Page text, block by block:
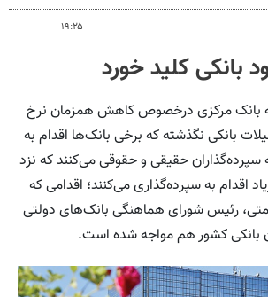
۱۹:۲۵
بانکی کلید خورد
بانک مرکزی درخصوص کاهش همزمان نرخ
بانکی نگذشته که برخی بانک‌ها اقدام به
سپرده‌گذاران حقیقی و حقوقی می‌کنند که نزد
اقدام به سپرده‌گذاری می‌کنند؛ اقدامی که
رئیس شورای هماهنگی بانک‌های دولتی
بانکی کشور هم مواجه شده است.